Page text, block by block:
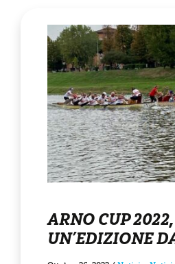
ARNO CUP 2022,
UN’EDIZIONE